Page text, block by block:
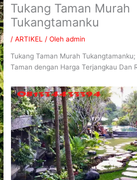
Tukang Taman Murah
Tukangtamanku
/ARTIKEL / Olehadmin
Tukang Taman Murah
Taman dengan Harga Terjangkau Dan